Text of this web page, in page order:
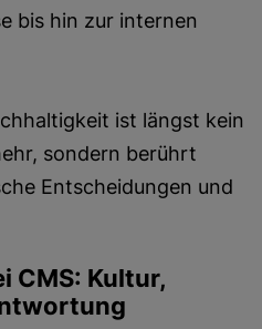
bis hin zur internen
ist längst kein
sondern berührt
Entscheidungen und
CMS: Kultur,